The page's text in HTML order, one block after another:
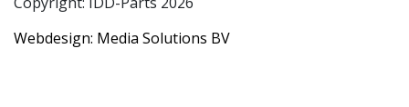
Webdesign: Media Solutions BV